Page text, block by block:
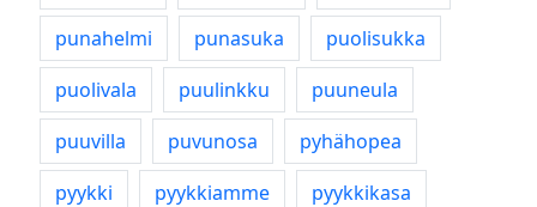
punahelmi
punasuka
puolisukka
puolivala
puulinkku
puuneula
puuvilla
puvunosa
pyhähopea
pyykki
pyykkiamme
pyykkikasa